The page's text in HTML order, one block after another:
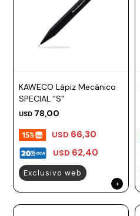
KAWECO Lápiz Mecánico
SPECIAL "S"
USD 78,00
USD 62,40
USD 66,30
Exclusivo web